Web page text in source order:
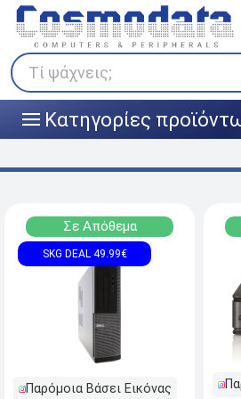
Τί ψάχνεις;
||| Κατηγορίες
Klarna
Πληρώστε σε 3
άτοκες δόσεις
Σε Απόθεμα
SKG DEAL 49.99€
Παρόμοια Βάσει Εικόνας